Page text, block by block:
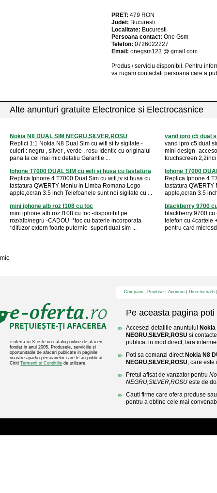
PRET: 479 RON
Judet: Bucuresti
Localitate: Bucuresti
Persoana contact: One Gsm
Telefon: 0726022227
Email: onegsm123 @ gmail.com
Produs / serviciu disponibil . Pentru
va rugam contactati persoana care a
Alte anunturi gratuite Electronice si Electrocasnice
Nokia N8 DUAL SIM NEGRU,SILVER,ROSU
Replici 1:1 Nokia N8 Dual Sim cu wifi si tv sigilate -
culori : negru , silver , verde , rosu Identic cu originalul
pana la cel mai mic detaliu Garantie ...
vand ipro c5 dual
vand ipro c5 dual
mini design -
touchscreen
Iphone T7000 DUAL SIM cu wifi si husa cu tastatura
Replica Iphone 4 T7000 Dual Sim cu wifi,tv si husa cu
tastatura QWERTY Meniu in Limba Romana Logo
apple,ecran 3.5 inch Telefoanele sunt noi sigilate cu ...
Iphone T7000
Replica Iphone 4
tastatura
apple,ecran 3.5
mini iphone alb roz f108 cu toc
mini iphone alb roz f108 cu toc -disponibil pe
roz/alb/negru -CADOU: *toc cu baterie incorporata
*difuzor extern foarte puternic -suport dual sim ...
blackberry 9700
blackberry 9700 cu
telefon cu 4cartele
pentru card
mic
e-oferta.ro ® este un catalog online de afaceri,
fondat in anul 2005. Produsele, serviciile si
oportunitatile de afaceri publicate in paginile
noastre apartin persoanelor care le-au publicat.
Cititi Termenii si Conditiile de utilizare.
Companii Produse Anunturi Director web
Pe aceasta pagina poti
Accesezi detaliile anuntului Nokia
NEGRU,SILVER,ROSU si
publicat in mod direct, fara
Poti sa comanzi direct Nokia N8
NEGRU,SILVER,ROSU, care este
Pretul afisat de vanzator pentru
NEGRU,SILVER,ROSU este de
Cauti firme care ofera produse
pentru a obtine cele mai